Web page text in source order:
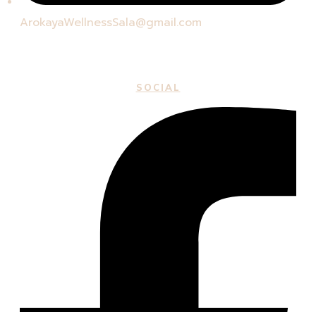
ArokayaWellnessSala@gmail.com
SOCIAL